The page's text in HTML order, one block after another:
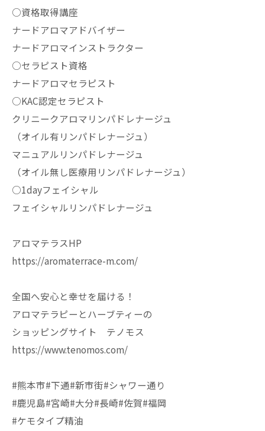
○資格取得講座
ナードアロマアドバイザー
ナードアロマインストラクター
○セラピスト資格
ナードアロマセラピスト
○KAC認定セラピスト
クリニークアロマリンパドレナージュ
（オイル有リンパドレナージュ）
マニュアルリンパドレナージュ
（オイル無し医療用リンパドレナージュ）
○1dayフェイシャル
フェイシャルリンパドレナージュ
アロマテラスHP
https://aromaterrace-m.com/
全国へ安心と幸せを届ける！
アロマテラピーとハーブティーの
ショッピングサイト テノモス
https://www.tenomos.com/
#熊本市#下通#新市街#シャワー通り
#鹿児島#宮崎#大分#長崎#佐賀#福岡
#ケモタイプ精油